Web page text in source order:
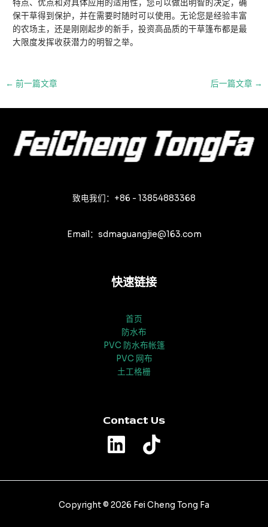
特点、优点和对具体应用的适用性，您可以做出明智的决定，确
保干草得到保护，并在需要时随时可以使用。无论您是经验丰富
的农场主，还是刚刚起步的新手，投资高品质的干草篷布都是最
大限度发挥收获潜力的明智之举。
导
← 前一篇文章 后一篇文章 →
致电我们：+86 - 13854883368
Email：sdmaguangjie@163.com
快速链接
首页
防水布
PVC 防水布帐篷
PVC 网布
土工格栅
Contact Us
Copyright © 2026 Fei Cheng Tong Fa